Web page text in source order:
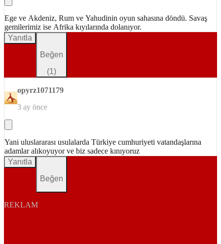
Ege ve Akdeniz, Rum ve Yahudinin oyun sahasına döndü. Savaş
gemilerimiz ise Afrika kıyılarında dolanıyor.
Yanıtla
Beğen
(1)
opyrz1071179
3 ay önce
Yani uluslararası usulalarda Türkiye cumhuriyeti vatandaşlarına
adamlar alıkoyuyor ve biz sadece kınıyoruz
Yanıtla
Beğen
REKLAM